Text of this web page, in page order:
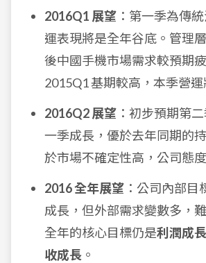
2016Q1 展望 ：第一季為傳
運表現將是全年谷底。管理
後中國手機市場需求較預期
2015Q1 基期較高，本季營運
2016Q2 展望 ：初步預期第
一季成長，優於去年同期的
於市場不確定性高，公司態
2016 全年展望 ：公司內部目
成長，但外部需求變數多，
全年的核心目標仍是利潤成
收成長 。